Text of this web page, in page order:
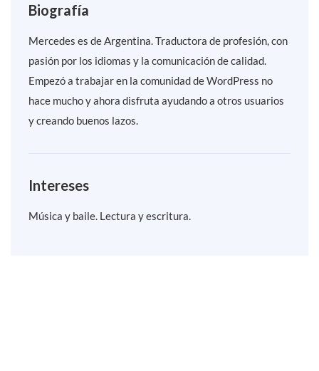
Biografía
Mercedes es de Argentina. Traductora de profesión, con
pasión por los idiomas y la comunicación de calidad.
Empezó a trabajar en la comunidad de WordPress no
hace mucho y ahora disfruta ayudando a otros usuarios
y creando buenos lazos.
Intereses
Música y baile. Lectura y escritura.